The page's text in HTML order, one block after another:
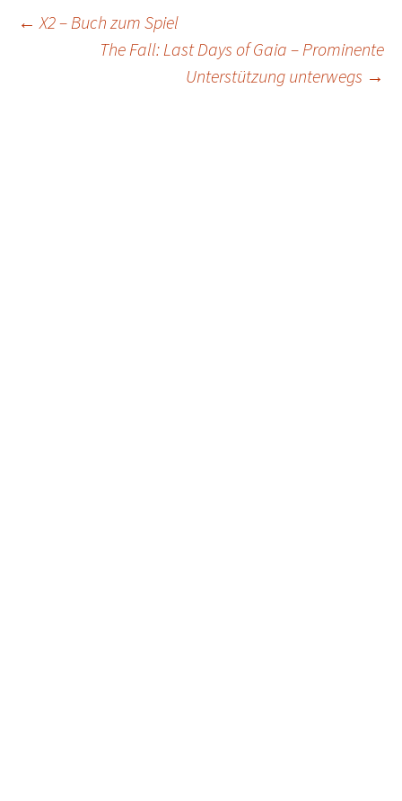
Post
navigation
← X2 – Buch zum Spiel
The Fall: Last Days of Gaia – Prominente
Unterstützung unterwegs →